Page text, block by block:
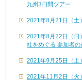
九州3日間ツアー
2021年8月21日（土
2021年8月22日（日
社をめぐる 参加者
2021年9月25日（土
2021年11月2日（火